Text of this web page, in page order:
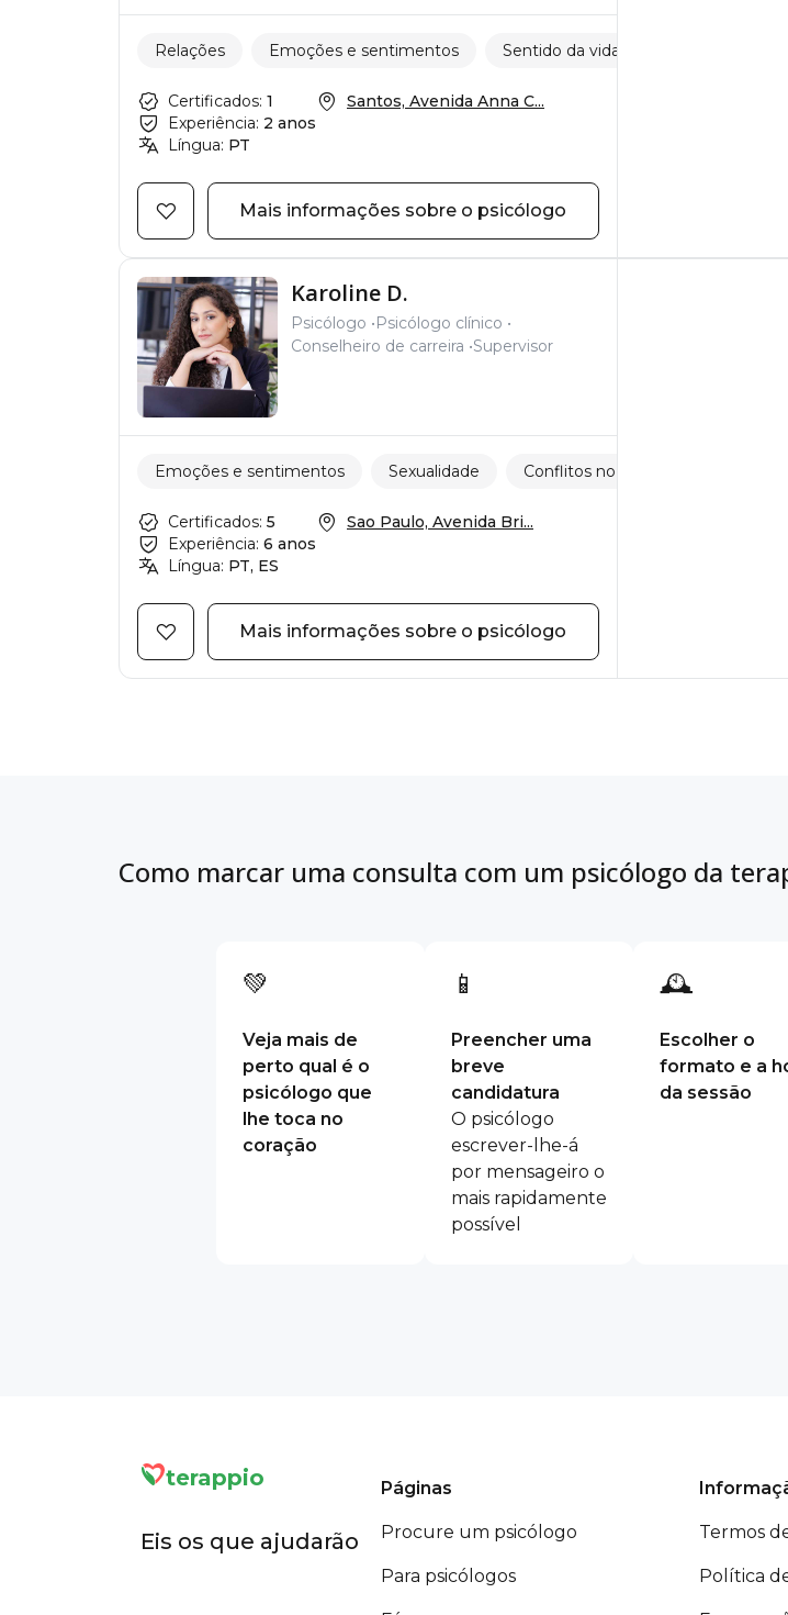
Relações Emoções e sentimentos Sentido da vida
Certificados: 1
Experiência: 2 anos
Língua: PT
Santos, Avenida Anna C...
Mais informações sobre o psicólogo
Karoline D.
Psicólogo
Psicólogo clínico
Conselheiro de carreira Supervisor
Emoções e sentimentos Sexualidade Conflitos no trabalho
Certificados: 5
Experiência: 6 anos
Língua: PT, ES
Sao Paulo, Avenida Bri...
Mais informações sobre o psicólogo
Como marcar uma consulta com um psicólogo da
💚
Veja mais de
perto qual é o
psicólogo que
lhe toca no
coração
📱
Preencher uma
breve
candidatura
O psicólogo
escrever-lhe-á
por mensageiro o
mais rapidamente
possível
🕰
Escolher o
formato e a
da sessão
terappio
Eis os que ajudarão
Páginas
Procure um psicólogo
Para psicólogos
Termos
Política